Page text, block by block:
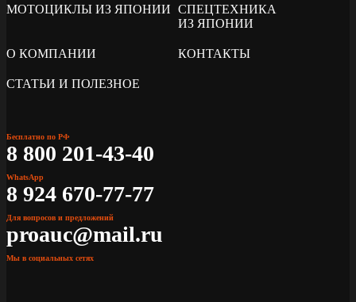
МОТОЦИКЛЫ ИЗ ЯПОНИИ СПЕЦТЕХНИКА
ИЗ ЯПОНИИ
О КОМПАНИИ КОНТАКТЫ
СТАТЬИ И ПОЛЕЗНОЕ
Бесплатно по РФ
8 800 201-43-40
WhatsApp
8 924 670-77-77
Для вопросов и предложений
proauc@mail.ru
Мы в социальных сетях